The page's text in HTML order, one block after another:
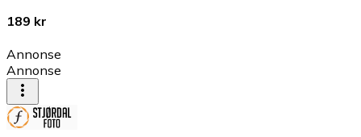
189 kr
Annonse
Annonse